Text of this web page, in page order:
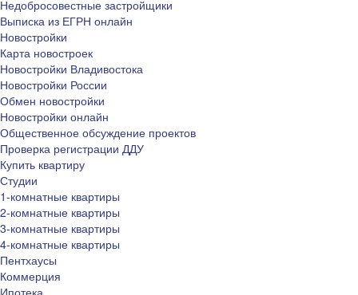
Недобросовестные застройщики
Выписка из ЕГРН онлайн
Новостройки
Карта новостроек
Новостройки Владивостока
Новостройки России
Обмен новостройки
Новостройки онлайн
Общественное обсуждение проектов
Проверка регистрации ДДУ
Купить квартиру
Студии
1-комнатные квартиры
2-комнатные квартиры
3-комнатные квартиры
4-комнатные квартиры
Пентхаусы
Коммерция
Ипотека